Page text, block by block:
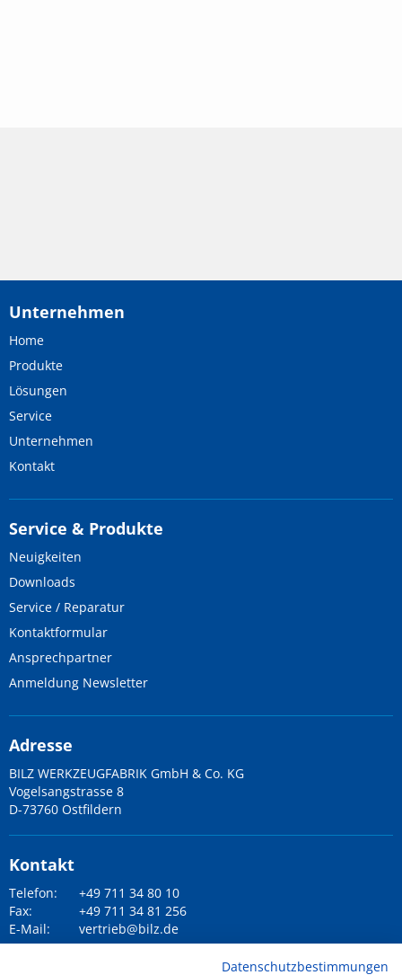
Unternehmen
Home
Produkte
Lösungen
Service
Unternehmen
Kontakt
Service & Produkte
Neuigkeiten
Downloads
Service / Reparatur
Kontaktformular
Ansprechpartner
Anmeldung Newsletter
Adresse
BILZ WERKZEUGFABRIK GmbH & Co. KG
Vogelsangstrasse 8
D-73760 Ostfildern
Kontakt
Telefon:
+49 711 34 80 10
Fax:
+49 711 34 81 256
E-Mail:
vertrieb@bilz.de
Datenschutzbestimmungen